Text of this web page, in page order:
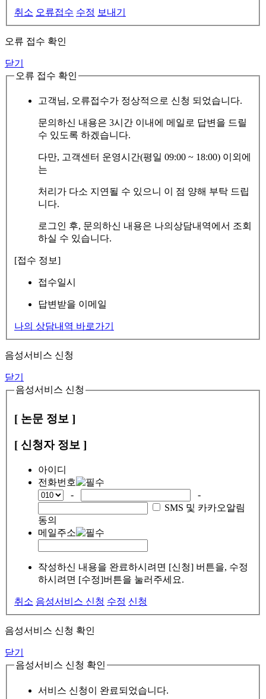
취소 오류접수 수정 보내기
오류 접수 확인
닫기
오류 접수 확인
고객님, 오류접수가 정상적으로 신청 되었습니다.
문의하신 내용은 3시간 이내에 메일로 답변을 드릴
수 있도록 하겠습니다.
다만, 고객센터 운영시간(평일 09:00 ~ 18:00) 이외에
는
처리가 다소 지연될 수 있으니 이 점 양해 부탁 드립
니다.
로그인 후, 문의하신 내용은 나의상담내역에서 조회
하실 수 있습니다.
[접수 정보]
접수일시
답변받을 이메일
나의 상담내역 바로가기
음성서비스 신청
닫기
음성서비스 신청
[ 논문 정보 ]
[ 신청자 정보 ]
아이디
전화번호
-
-
SMS 및 카카오알림
동의
메일주소
작성하신 내용을 완료하시려면 [신청] 버튼을, 수정
하시려면 [수정]버튼을 눌러주세요.
취소 음성서비스 신청 수정 신청
음성서비스 신청 확인
닫기
음성서비스 신청 확인
서비스 신청이 완료되었습니다.